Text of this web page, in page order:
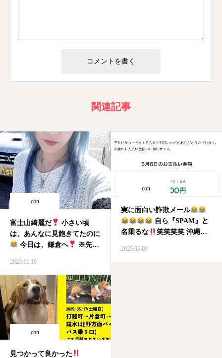
関連記事
con
富士山綺麗だ
は、あんなに見飽きてたのに
今日は、鎌倉へ
#富士山 #いざ鎌倉 #綺麗
でいたい #ダーマペン #若
返り #ヒメクリニック
2023.11.19
con
実に面白い詐欺メール
自ら『SPAM』と
名乗るな
笑笑笑笑 沖縄の
2025.05.09
con
見つかって良かった